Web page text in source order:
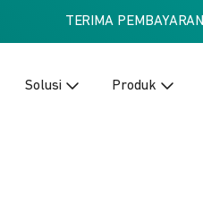
TERIMA PEMBAYARAN
Solusi Produk